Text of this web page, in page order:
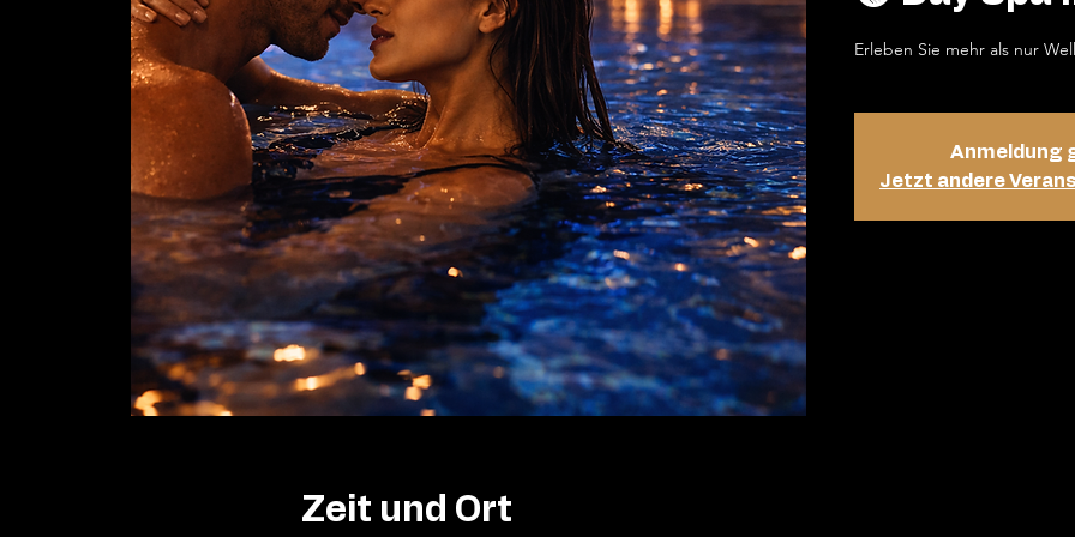
Erleben Sie mehr als nur
Anmeldung
Jetzt andere
Zeit und Ort